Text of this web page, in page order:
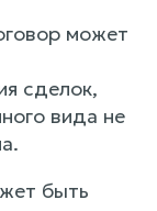
может
сделок,
вида не
быть